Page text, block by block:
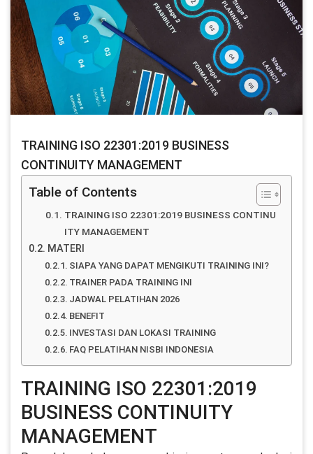
TRAINING ISO 22301:2019 BUSINESS
CONTINUITY MANAGEMENT
Table of Contents
TRAINING ISO 22301:2019 BUSINESS CONTINU
ITY MANAGEMENT
MATERI
SIAPA YANG DAPAT MENGIKUTI TRAINING INI?
TRAINER PADA TRAINING INI
JADWAL PELATIHAN 2026
BENEFIT
INVESTASI DAN LOKASI TRAINING
FAQ PELATIHAN NISBI INDONESIA
TRAINING ISO 22301:2019
BUSINESS CONTINUITY
MANAGEMENT